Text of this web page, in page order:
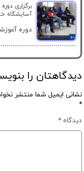
برگزاری
آسایشگاه
دوره
دیدگاهتان را
نشانی ایمیل شما منتشر
*
دیدگاه*